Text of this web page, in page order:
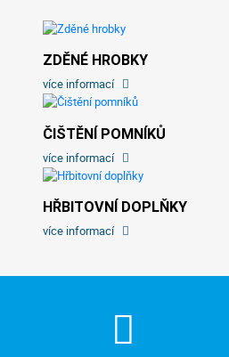
ZDĚNÉ HROBKY
více informací
ČIŠTĚNÍ POMNÍKŮ
více informací
HŘBITOVNÍ DOPLŇKY
více informací